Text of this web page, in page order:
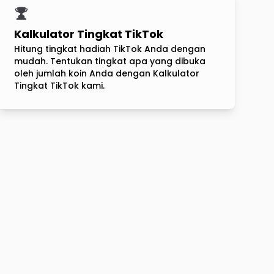
Kalkulator Tingkat TikTok
Hitung tingkat hadiah TikTok Anda dengan
mudah. Tentukan tingkat apa yang dibuka
oleh jumlah koin Anda dengan Kalkulator
Tingkat TikTok kami.